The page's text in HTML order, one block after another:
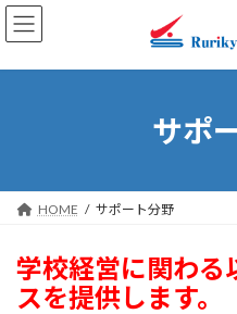
コ
ン
ン
ナ
ビ
ー
サポ
HOME サポート分野
学校経営に関わる
スを提供します。